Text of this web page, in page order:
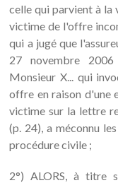
celle qui parvient à la
victime de l'offre
qui a jugé que
27 novembre
Monsieur X... qui
offre en raison d'une
victime sur la lettre
(p. 24), a méconnu
procédure civile ;
2°) ALORS, à titre